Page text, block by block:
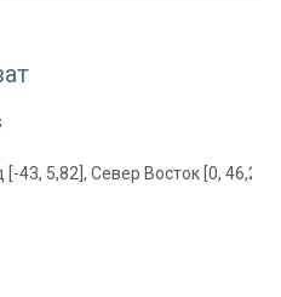
43, 5,82], Север Восток [0, 46,21]